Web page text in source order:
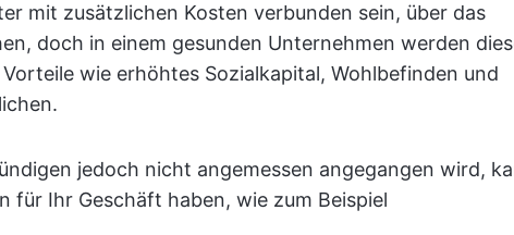
mit zusätzlichen Kosten verbunden sein, über das
doch in einem gesunden Unternehmen werden
wie erhöhtes Sozialkapital, Wohlbefinden und
jedoch nicht angemessen angegangen wird,
für Ihr Geschäft haben, wie zum Beispiel